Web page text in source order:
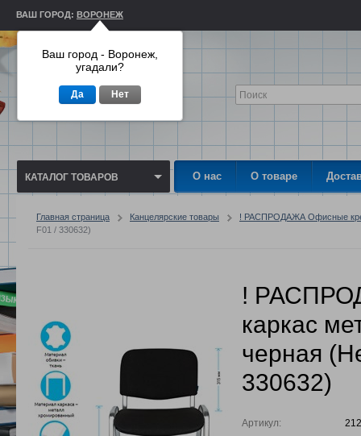
ВАШ ГОРОД: ВОРОНЕЖ
КАТАЛОГ ТОВАРОВ О нас О товаре
Главная страница Канцелярские товары
! РАСПРОДАЖА Офисные
F01 / 330632)
!
каркас
черная
330632)
Артикул:
Ваш город - Воронеж,
угадали?
Да Нет